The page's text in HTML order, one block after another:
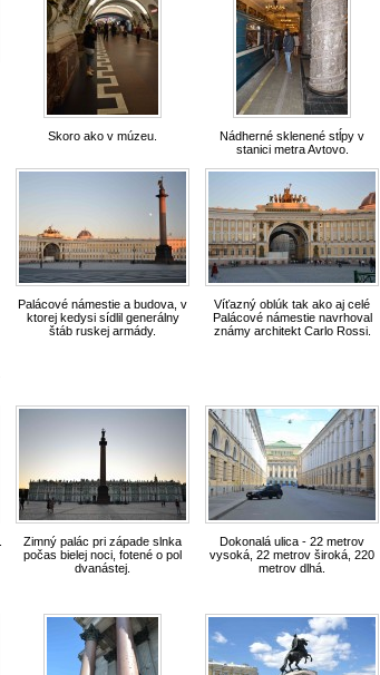
Skoro ako v múzeu.
Nádherné sklenené stĺpy v
stanici metra Avtovo.
Palácové námestie a budova, v
ktorej kedysi sídlil generálny
štáb ruskej armády.
Víťazný oblúk tak ako aj celé
Palácové námestie navrhoval
známy architekt Carlo Rossi.
Zimný palác pri západe slnka
počas bielej noci, fotené o pol
dvanástej.
Dokonalá ulica - 22 metrov
vysoká, 22 metrov široká, 220
metrov dlhá.